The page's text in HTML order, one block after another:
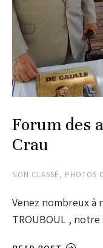
Forum des
Crau
NON CLASSÉ, PHOTOS
Venez nombreux à
TROUBOUL ,